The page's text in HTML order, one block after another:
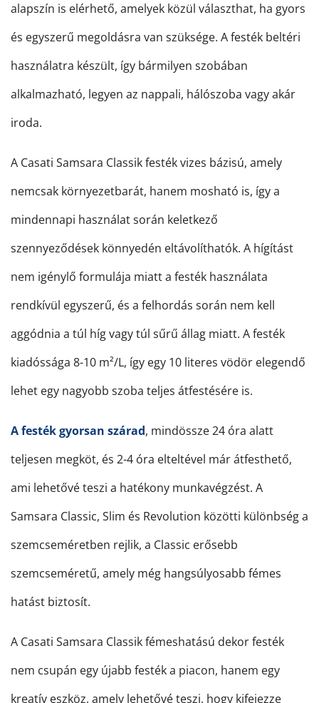
alapszín is elérhető, amelyek közül választhat, ha gyors
és egyszerű megoldásra van szüksége. A festék beltéri
használatra készült, így bármilyen szobában
alkalmazható, legyen az nappali, hálószoba vagy akár
iroda.
A Casati Samsara Classik festék vizes bázisú, amely
nemcsak környezetbarát, hanem mosható is, így a
mindennapi használat során keletkező
szennyeződések könnyedén eltávolíthatók. A hígítást
nem igénylő formulája miatt a festék használata
rendkívül egyszerű, és a felhordás során nem kell
aggódnia a túl híg vagy túl sűrű állag miatt. A festék
kiadóssága 8-10 m²/L, így egy 10 literes vödör elegendő
lehet egy nagyobb szoba teljes átfestésére is.
A festék gyorsan szárad, mindössze 24 óra alatt
teljesen megköt, és 2-4 óra elteltével már átfesthető,
ami lehetővé teszi a hatékony munkavégzést. A
Samsara Classic, Slim és Revolution közötti különbség a
szemcseméretben rejlik, a Classic erősebb
szemcseméretű, amely még hangsúlyosabb fémes
hatást biztosít.
A Casati Samsara Classik fémeshatású dekor festék
nem csupán egy újabb festék a piacon, hanem egy
kreatív eszköz, amely lehetővé teszi, hogy kifejezze